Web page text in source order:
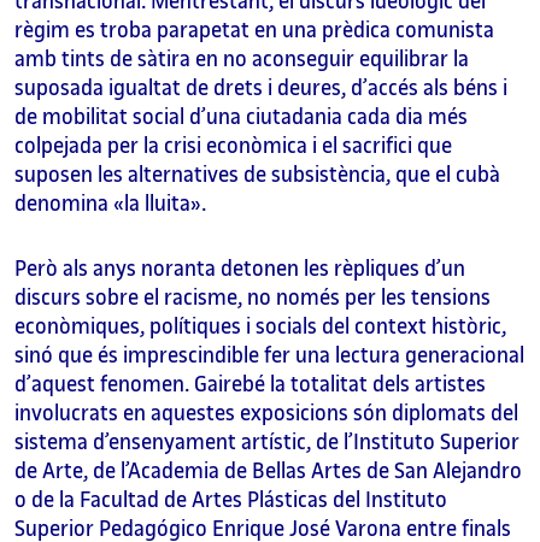
règim es troba parapetat en una prèdica comunista
amb tints de sàtira en no aconseguir equilibrar la
suposada igualtat de drets i deures, d’accés als béns i
de mobilitat social d’una ciutadania cada dia més
colpejada per la crisi econòmica i el sacrifici que
suposen les alternatives de subsistència, que el cubà
denomina «la lluita».
Però als anys noranta detonen les rèpliques d’un
discurs sobre el racisme, no només per les tensions
econòmiques, polítiques i socials del context històric,
sinó que és imprescindible fer una lectura generacional
d’aquest fenomen. Gairebé la totalitat dels artistes
involucrats en aquestes exposicions són diplomats del
sistema d’ensenyament artístic, de l’Instituto Superior
de Arte, de l’Academia de Bellas Artes de San Alejandro
o de la Facultad de Artes Plásticas del Instituto
Superior Pedagógico Enrique José Varona entre finals